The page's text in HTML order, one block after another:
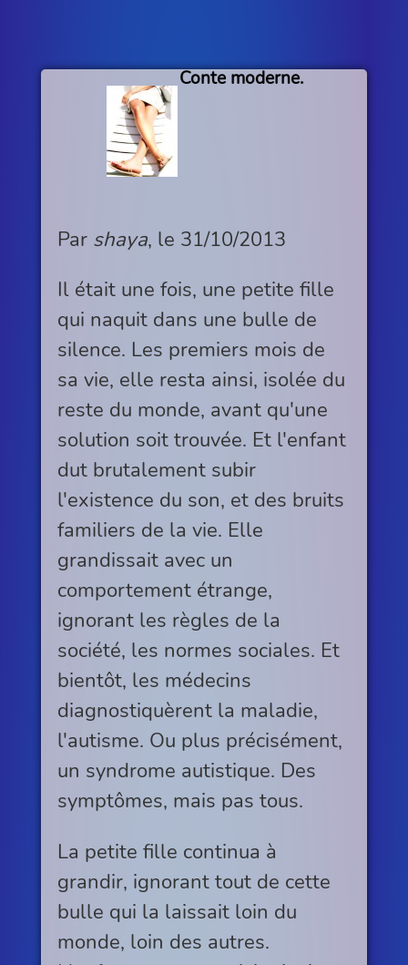
Par shaya, le 31/10/2013
Il était une fois, une petite fille
qui naquit dans une bulle de
silence. Les premiers mois de
sa vie, elle resta ainsi, isolée du
reste du monde, avant qu'une
solution soit trouvée. Et l'enfant
dut brutalement subir
l'existence du son, et des bruits
familiers de la vie. Elle
grandissait avec un
comportement étrange,
ignorant les règles de la
société, les normes sociales. Et
bientôt, les médecins
diagnostiquèrent la maladie,
l'autisme. Ou plus précisément,
un syndrome autistique. Des
symptômes, mais pas tous.
La petite fille continua à
grandir, ignorant tout de cette
bulle qui la laissait loin du
monde, loin des autres.